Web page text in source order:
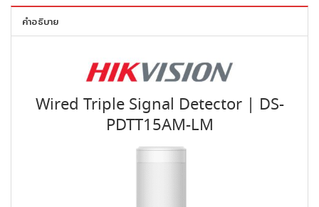
คำอธิบาย
Wired Triple Signal Detector | DS-
PDTT15AM-LM